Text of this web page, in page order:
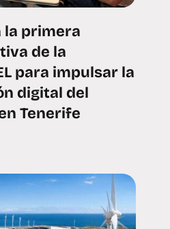
la primera
de la
para impulsar la
digital del
Tenerife